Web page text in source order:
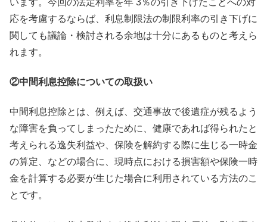
応を考慮するならば、利息制限法の制限利率の引き下げに
関しても議論・検討される余地は十分にあるものと考えら
れます。
②中間利息控除についての取扱い
中間利息控除とは、例えば、交通事故で後遺症が残るよう
な障害を負ってしまったために、健康であれば得られたと
考えられる逸失利益や、保険を解約する際に生じる一時金
の算定、などの場合に、現時点における損害額や保険一時
金を計算する必要が生じた場合に利用されている方法のこ
とです。